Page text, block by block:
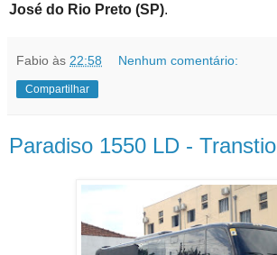
José do Rio Preto (SP).
Fabio às 22:58 Nenhum comentário:
Compartilhar
Paradiso 1550 LD - Transtio